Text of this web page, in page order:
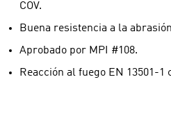
COV.
Buena resistencia a la
Aprobado por MPI #108.
Reacción al fuego EN 13501-1